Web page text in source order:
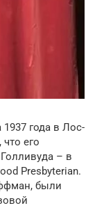
года в Лос-
его
– в
Presbyterian.
были